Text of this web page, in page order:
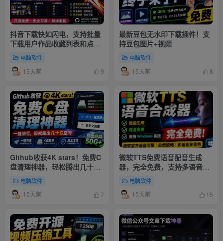
抖音下载快如闪电，支持批量
下载用户作品收藏列表和点赞
列表，开源免费
电脑软件
15天前 9
最新豆包无水印下载插件！支
持豆包图片+视频
电脑软件
15天前 8
Github收获4K stars！免费C
盘清理神器，轻松腾出几十G
空间，支持C盘迁移！
电脑软件
15天前 7
微软TTS免费语音配音生成
器，完全免费，支持多语音、
多音色选择！
电脑软件
15天前 15